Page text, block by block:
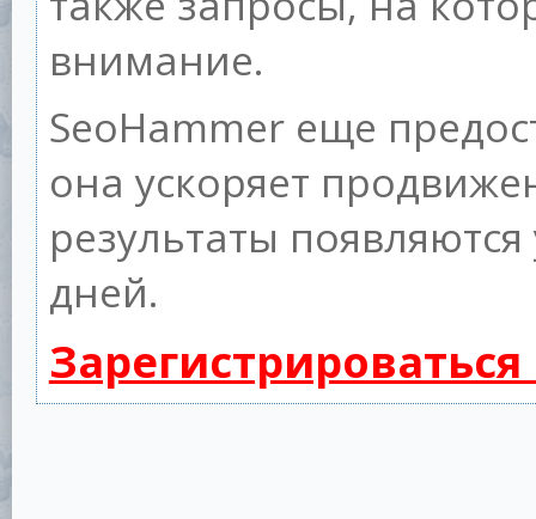
внимание.
SeoHammer еще
она ускоряет
результаты
дней.